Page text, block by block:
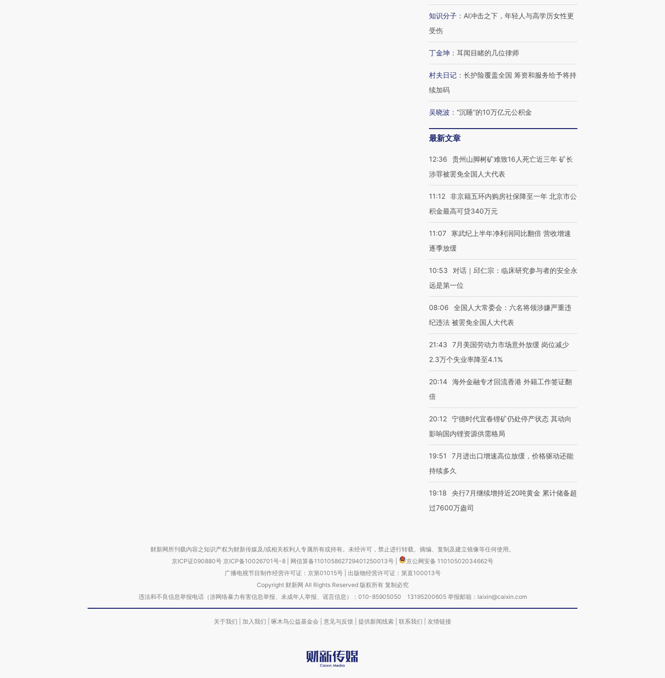
知识分子 ： AI冲击之下，年轻人与高学历女性更
受伤
丁金坤 ： 耳闻目睹的几位律师
村夫日记 ： 长护险覆盖全国 筹资和服务给予将持
续加码
吴晓波 ： “沉睡”的10万亿元公积金
最新文章
12:36
贵州山脚树矿难致16人死亡近三年 矿长
涉罪被罢免全国人大代表
11:12 非京籍五环内购房社保降至一年 北京市公
积金最高可贷340万元
11:07
寒武纪上半年净利润同比翻倍 营收增速
逐季放缓
10:53
对话｜邱仁宗：临床研究参与者的安全永
远是第一位
08:06
全国人大常委会：六名将领涉嫌严重违
纪违法 被罢免全国人大代表
21:43
7月美国劳动力市场意外放缓 岗位减少
2.3万个失业率降至4.1%
20:14 海外金融专才回流香港 外籍工作签证翻
倍
20:12 宁德时代宜春锂矿仍处停产状态 其动向
影响国内锂资源供需格局
19:51
7月进出口增速高位放缓，价格驱动还能
持续多久
19:18
央行7月继续增持近20吨黄金 累计储备超
过7600万盎司
财新网所刊载内容之知识产权为财新传媒及/或相关权利人专属所有或持有。未经许可，禁止进行转载、摘编、复制及建立镜像等任何使用。
京ICP证090880号 京ICP备10026701号-8 网信算备110105862729401250013号
京公网安备 11010502034662号
广播电视节目制作经营许可证：京第01015号| 出版物经营许可证：第直100013号
Copyright 财新网 All Rights Reserved 版权所有 复制必究
违法和不良信息举报电话（涉网络暴力有害信息举报、未成年人举报、谣言信息）：010-85905050 13195200605 举报邮箱：laixin@caixin.com
关于我们 加入我们 啄木鸟公益基金会 意见与反馈 提供新闻线索 联系我们 友情链接